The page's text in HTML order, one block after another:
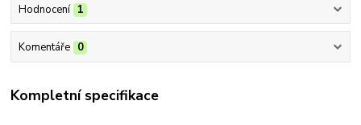
Hodnocení 1
Komentáře 0
Kompletní specifikace